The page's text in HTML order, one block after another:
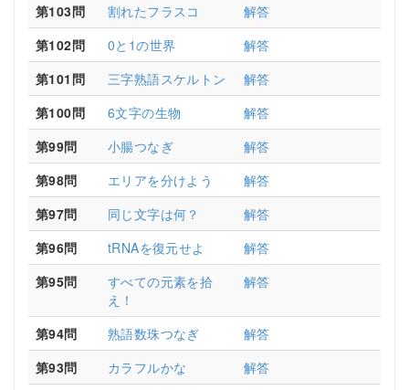
第103問
割れたフラスコ
解答
第102問
0と1の世界
解答
第101問
三字熟語スケルトン
解答
第100問
6文字の生物
解答
第99問
小腸つなぎ
解答
第98問
エリアを分けよう
解答
第97問
同じ文字は何？
解答
第96問
tRNAを復元せよ
解答
第95問
すべての元素を拾
え！
解答
第94問 熟語数珠つなぎ
解答
第93問
カラフルかな
解答